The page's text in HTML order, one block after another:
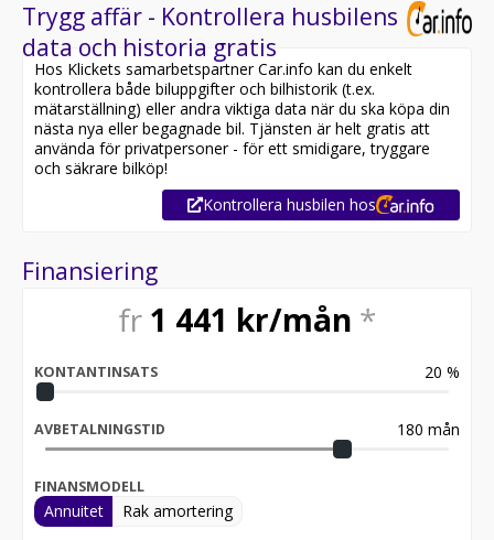
Trygg affär - Kontrollera husbilens
data och historia gratis
Hos Klickets samarbetspartner Car.info kan du enkelt
kontrollera både biluppgifter och bilhistorik (t.ex.
mätarställning) eller andra viktiga data när du ska köpa din
nästa nya eller begagnade bil. Tjänsten är helt gratis att
använda för privatpersoner - för ett smidigare, tryggare
och säkrare bilköp!
Kontrollera husbilen hos
Finansiering
fr 1 441 kr/mån *
KONTANTINSATS 20 %
AVBETALNINGSTID 180 mån
FINANSMODELL
Annuitet Rak amortering